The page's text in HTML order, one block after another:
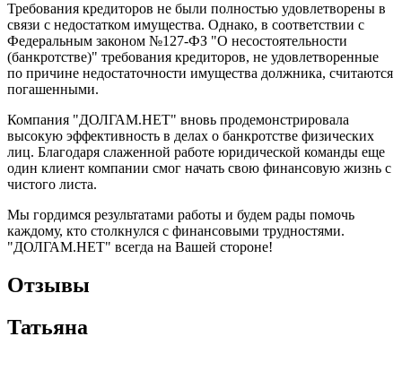
Требования кредиторов не были полностью удовлетворены в
связи с недостатком имущества. Однако, в соответствии с
Федеральным законом №127-ФЗ "О несостоятельности
(банкротстве)" требования кредиторов, не удовлетворенные
по причине недостаточности имущества должника, считаются
погашенными.
Компания "ДОЛГАМ.НЕТ" вновь продемонстрировала
высокую эффективность в делах о банкротстве физических
лиц. Благодаря слаженной работе юридической команды еще
один клиент компании смог начать свою финансовую жизнь с
чистого листа.
Мы гордимся результатами работы и будем рады помочь
каждому, кто столкнулся с финансовыми трудностями.
"ДОЛГАМ.НЕТ" всегда на Вашей стороне!
Отзывы
Татьяна